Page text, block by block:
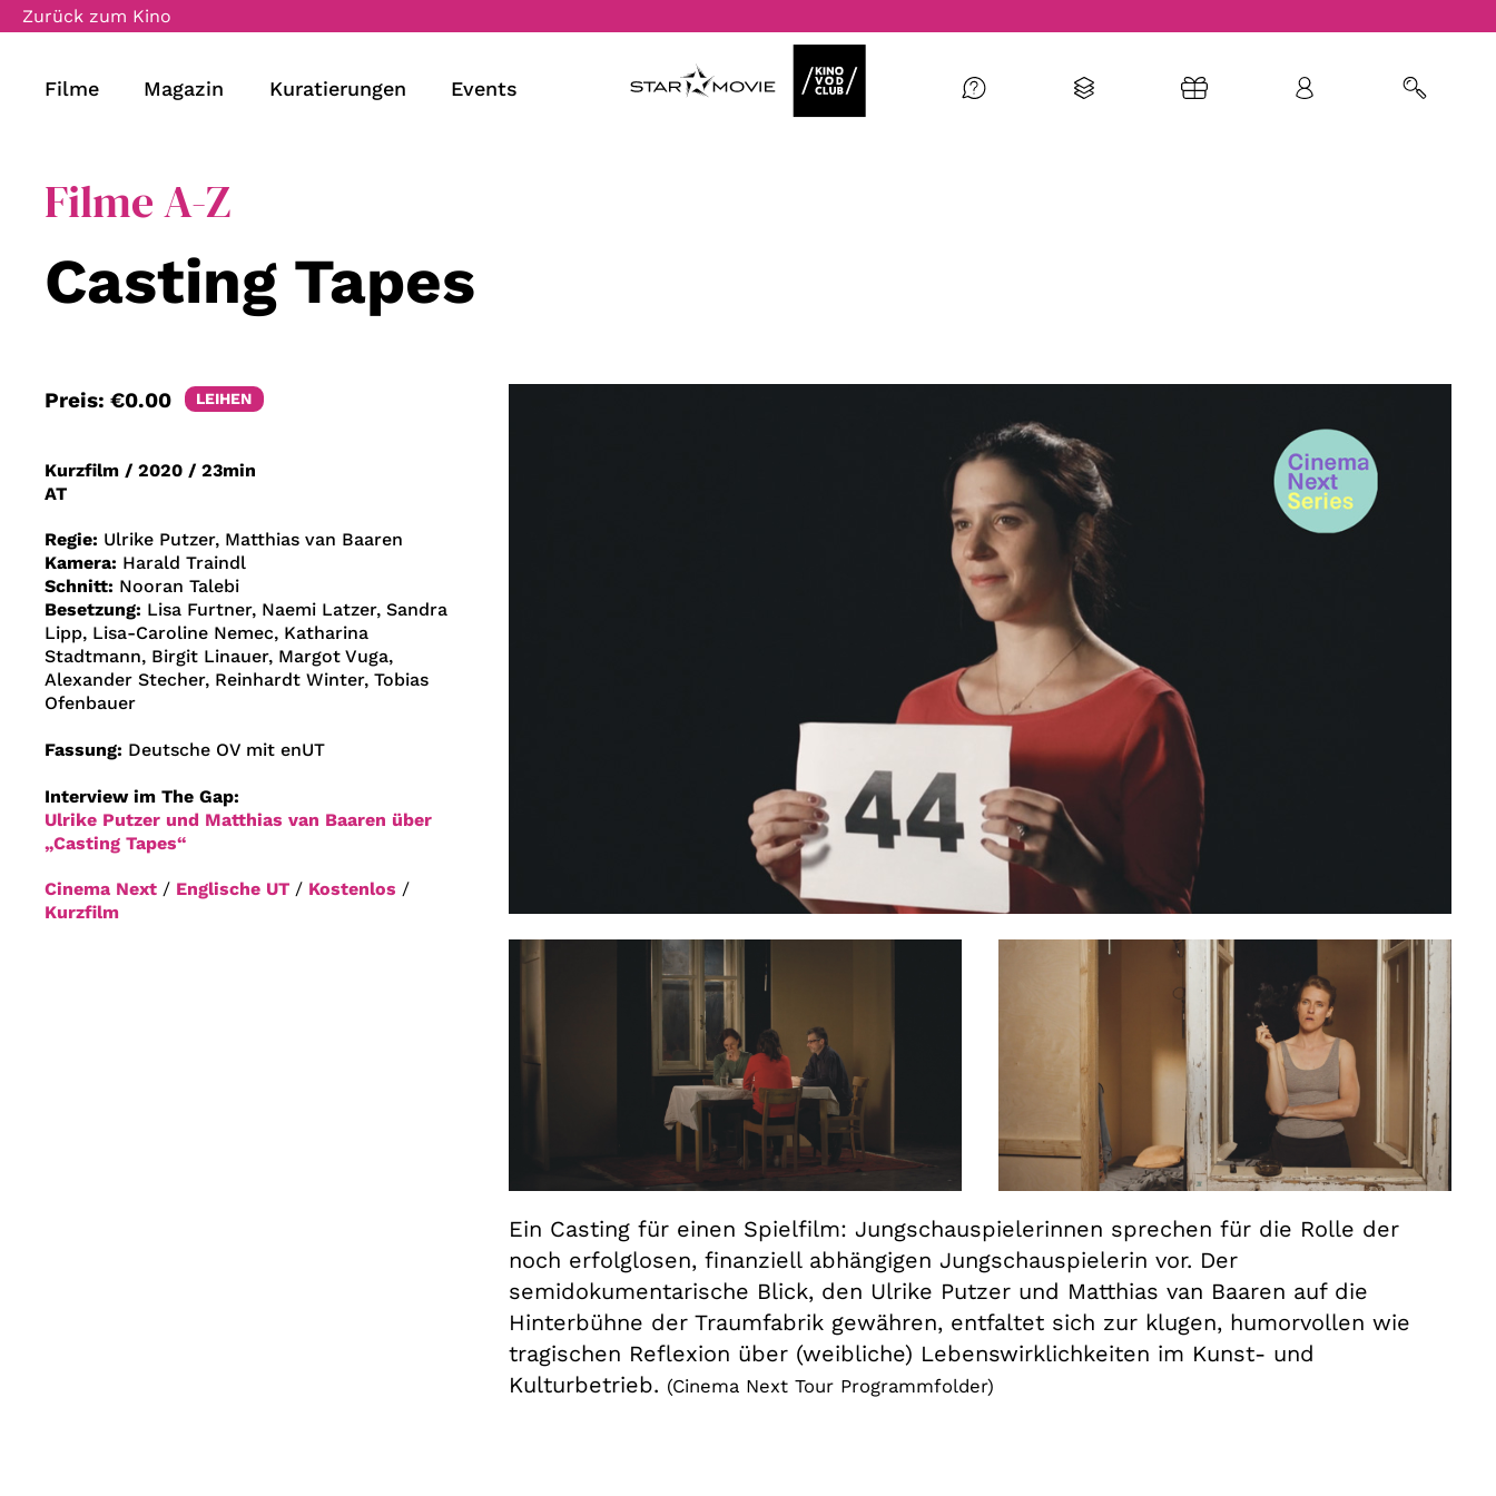
Zurück zum Kino
Filme Magazin Kuratierungen Events
Filme A-Z
Casting Tapes
Preis: €0.00 LEIHEN
Kurzfilm / 2020 / 23min
AT
Regie: Ulrike Putzer, Matthias van Baaren
Kamera: Harald Traindl
Schnitt: Nooran Talebi
Besetzung: Lisa Furtner, Naemi Latzer, Sandra
Lipp, Lisa-Caroline Nemec, Katharina
Stadtmann, Birgit Linauer, Margot Vuga,
Alexander Stecher, Reinhardt Winter, Tobias
Ofenbauer
Fassung: Deutsche OV mit enUT
Interview im The Gap:
Ulrike Putzer und Matthias van Baaren über
„Casting Tapes“
Cinema Next / Englische UT / Kostenlos /
Kurzfilm
Ein Casting für einen Spielfilm: Jungschauspielerinnen sprechen für die Rolle der
noch erfolglosen, finanziell abhängigen Jungschauspielerin vor. Der
semidokumentarische Blick, den Ulrike Putzer und Matthias van Baaren auf die
Hinterbühne der Traumfabrik gewähren, entfaltet sich zur klugen, humorvollen wie
tragischen Reflexion über (weibliche) Lebenswirklichkeiten im Kunst- und
Kulturbetrieb. (Cinema Next Tour Programmfolder)